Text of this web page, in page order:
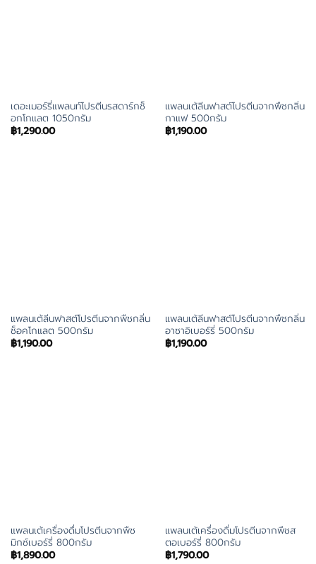
เดอะเมอร์รี่แพลนท์โปรตีนรสดาร์กช็
อกโกแลต 1050กรัม
฿1,290.00
แพลนเต้ลีนฟาสต์โปรตีนจากพืชกลิ่น
กาแฟ 500กรัม
฿1,190.00
แพลนเต้ลีนฟาสต์โปรตีนจากพืชกลิ่น
ช็อคโกแลต 500กรัม
฿1,190.00
แพลนเต้ลีนฟาสต์โปรตีนจากพืชกลิ่น
อาซาอิเบอร์รี่ 500กรัม
฿1,190.00
แพลนเต้เครื่องดื่มโปรตีนจากพืช
มิกซ์เบอร์รี่ 800กรัม
฿1,890.00
แพลนเต้เครื่องดื่มโปรตีนจากพืชส
ตอเบอร์รี่ 800กรัม
฿1,790.00